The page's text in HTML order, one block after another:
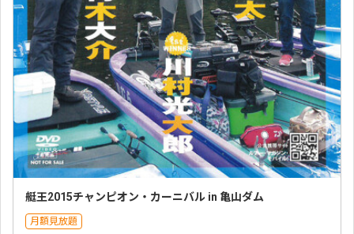
艇王2015チャンピオン・カーニバル in 亀山ダム
月額見放題